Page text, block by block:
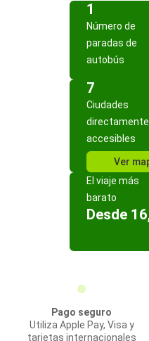
1
Número de
paradas de
autobús
7
Ciudades
directamente
accesibles
Ver
El viaje más
barato
Desde
Pago seguro
Utiliza Apple Pay, Visa y
tarjetas internacionales